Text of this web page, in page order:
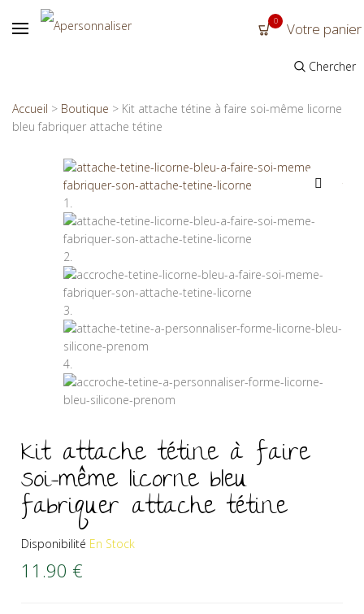
0 Votre panier
Chercher
Accueil > Boutique > Kit attache tétine à faire soi-même licorne
bleu fabriquer attache tétine
Kit attache tétine à faire
soi-même licorne bleu
fabriquer attache tétine
Disponibilité En Stock
11.90 €